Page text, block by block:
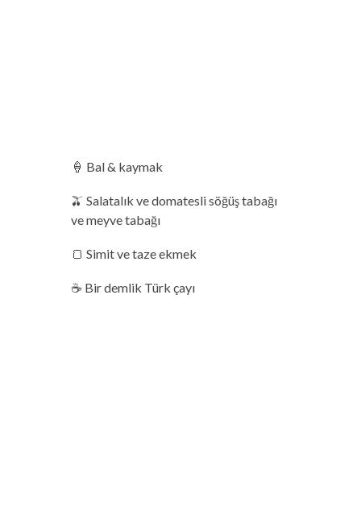
🍦 Bal & kaymak
🫒 Salatalık ve domatesli söğüş tabağı
ve meyve tabağı
🍞 Simit ve taze ekmek
☕ Bir demlik Türk çayı